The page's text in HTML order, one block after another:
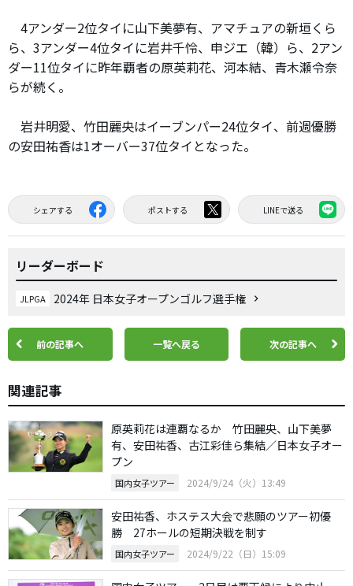
4アンダー2位タイに山下美夢有、アマチュアの新垣くら
ら、3アンダー4位タイに岩井千怜、申ジエ（韓）ら、2アン
ダー11位タイに昨年覇者の原英莉花、河本結、青木瀬令奈
らが続く。
岩井明愛、竹田麗央はイーブンパー24位タイ、前週優勝
の安田祐香は1オーバー37位タイとなった。
シェアする ポストする LINEで送る
リーダーボード
JLPGA 2024年 日本女子オープンゴルフ選手権
前の記事へ 一覧へ戻る 次の記事へ
関連記事
原英莉花は連覇なるか 竹田麗央、山下美夢
有、安田祐香、古江彩佳ら集結／日本女子オー
プン
国内女子ツアー 2024/9/24（火）13:49
安田祐香、ホステス大会で悲願のツアー初優
勝 27ホールの短期決戦を制す
国内女子ツアー 2024/9/22（日）15:09